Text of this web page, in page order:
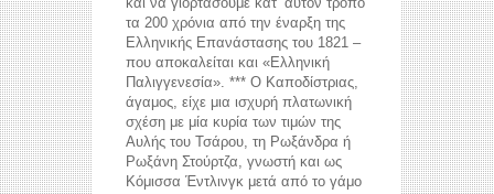
τα 200 χρόνια από την έναρξη της
Ελληνικής Επανάστασης του 1821 –
που αποκαλείται και «Ελληνική
Παλιγγενεσία». *** Ο Καποδίστριας,
άγαμος, είχε μια ισχυρή πλατωνική
σχέση με μία κυρία των τιμών της
Αυλής του Τσάρου, τη Ρωξάνδρα ή
Ρωξάνη Στούρτζα, γνωστή και ως
Κόμισσα Έντλινγκ μετά από το γάμο